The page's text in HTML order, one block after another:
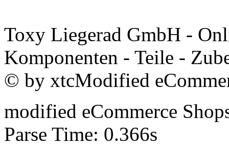
Toxy Liegerad GmbH -
Komponenten - Teile -
© by xtcModified
modified eCommerce
Parse Time: 0.366s